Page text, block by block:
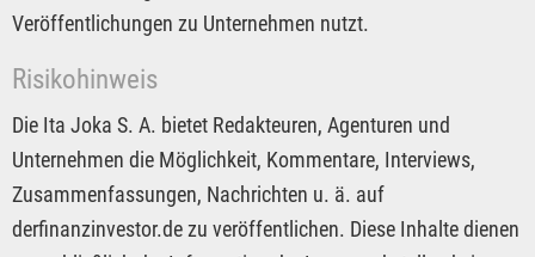
Veröffentlichungen zu Unternehmen nutzt.
Risikohinweis
Die Ita Joka S. A. bietet Redakteuren, Agenturen und
Unternehmen die Möglichkeit, Kommentare, Interviews,
Zusammenfassungen, Nachrichten u. ä. auf
derfinanzinvestor.de zu veröffentlichen. Diese Inhalte dienen